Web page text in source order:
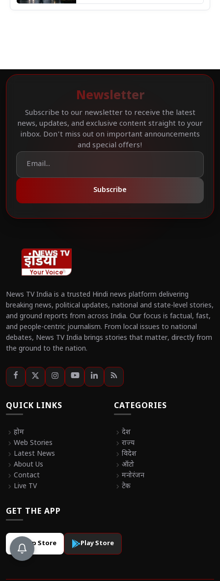
Newsletter
Subscribe to our newsletter to receive the latest
news, updates, and exclusive content straight to your
inbox. Don't miss out on important announcements
and special offers!
Subscribe
News TV India is a trusted Hindi news platform delivering
breaking news, political updates, national and state-level stories,
and ground reports from across India. Our focus is factual, fast,
and people-centric journalism. From local issues to national
debates, News TV India brings stories that matter, directly from
the ground to the nation.
QUICK LINKS
chevron_right होम
chevron_right Web Stories
chevron_right Latest News
chevron_right About Us
chevron_right Contact
chevron_right Live TV
CATEGORIES
chevron_right देश
chevron_right राज्य
chevron_right विदेश
chevron_right ऑटो
chevron_right मनोरंजन
chevron_right टेक
GET THE APP
App Store Play Store